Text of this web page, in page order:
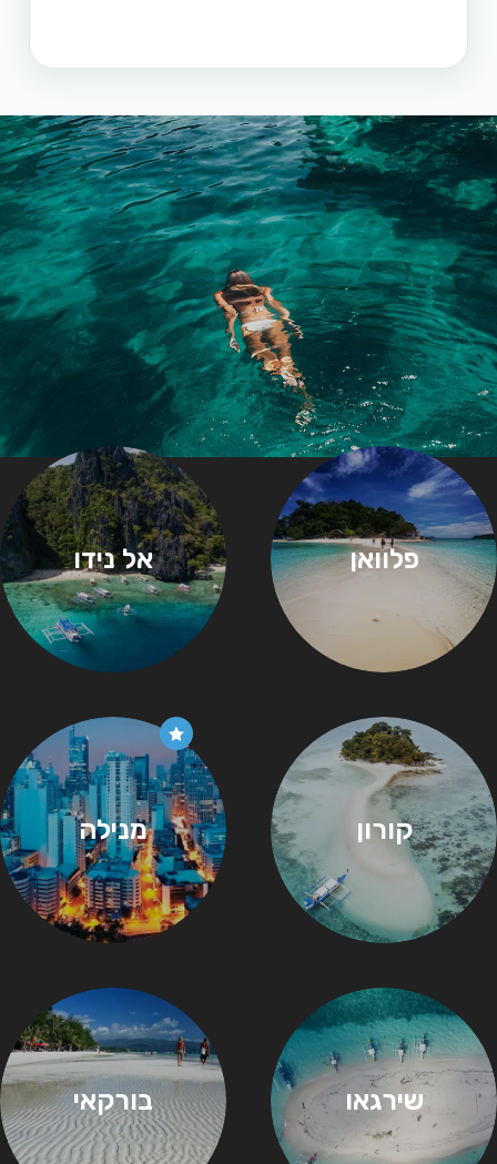
העולם״
פלוואן אל נידו
קורון מנילה
שירגאו בורקאי